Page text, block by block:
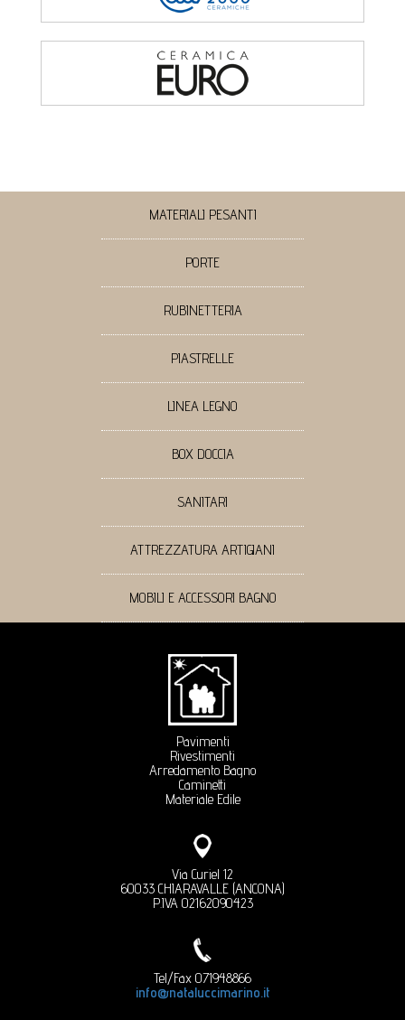
MATERIALI PESANTI
PORTE
RUBINETTERIA
PIASTRELLE
LINEA LEGNO
BOX DOCCIA
SANITARI
ATTREZZATURA ARTIGIANI
MOBILI E ACCESSORI BAGNO
Pavimenti
Rivestimenti
Arredamento Bagno
Caminetti
Materiale Edile
Via Curiel 12
60033 CHIARAVALLE (ANCONA)
P.IVA 02162090423
Tel/Fax 071948866
info@nataluccimarino.it